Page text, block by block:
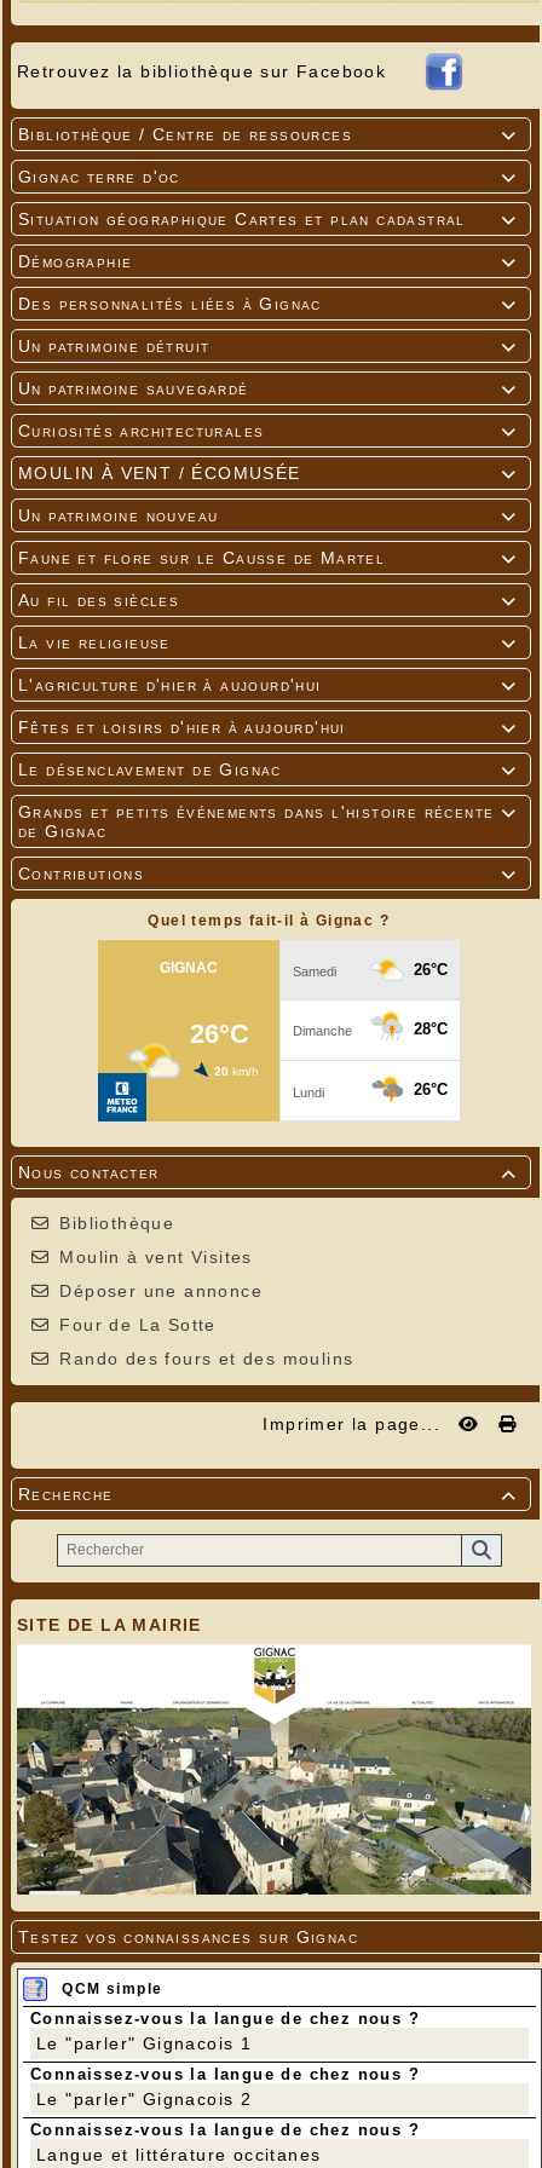
Retrouvez la bibliothèque sur Facebook

Bibliothèque / Centre de ressources

Gignac terre d'oc

Situation géographique Cartes et plan cadastral

Démographie

Des personnalités liées à Gignac

Un patrimoine détruit

Un patrimoine sauvegardé

Curiosités architecturales

MOULIN À VENT / ÉCOMUSÉE

Un patrimoine nouveau

Faune et flore sur le Causse de Martel

Au fil des siècles

La vie religieuse

L'agriculture d'hier à aujourd'hui

Fêtes et loisirs d'hier à aujourd'hui

Le désenclavement de Gignac

Grands et petits événements dans l'histoire récente
de Gignac

Contributions
Quel temps fait-il à Gignac ?

Nous contacter
Bibliothèque
Moulin à vent Visites
Déposer une annonce
Four de La Sotte
Rando des fours et des moulins
Imprimer la page...

Recherche
SITE DE LA MAIRIE
Testez vos connaissances sur Gignac
QCM simple
Connaissez-vous la langue de chez nous ?
Le "parler" Gignacois 1
Connaissez-vous la langue de chez nous ?
Le "parler" Gignacois 2
Connaissez-vous la langue de chez nous ?
Langue et littérature occitanes